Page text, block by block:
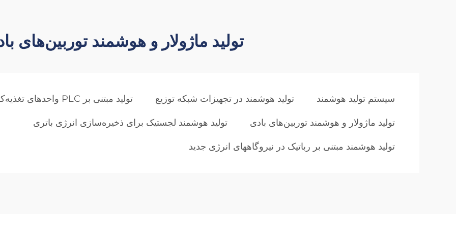
تولید ماژولار و هوشمند توربین‌های
سیستم تولید هوشمند تولید هوشمند در تجهیزات شبکه توزیع تولید مبتنی بر PLC واحدهای تغذیه‌کننده نهایی هوشمند
تولید ماژولار و هوشمند توربین‌های بادی تولید هوشمند لجستیک برای ذخیره‌سازی انرژی باتری
تولید هوشمند مبتنی بر رباتیک در نیروگاههای انرژی جدید